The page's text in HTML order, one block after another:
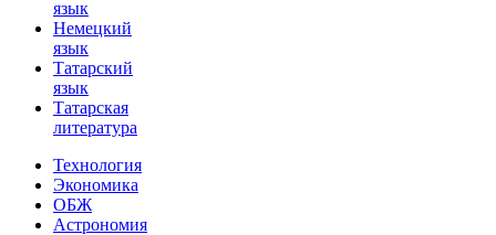
язык
Немецкий
язык
Татарский
язык
Татарская
литература
Технология
Экономика
ОБЖ
Астрономия